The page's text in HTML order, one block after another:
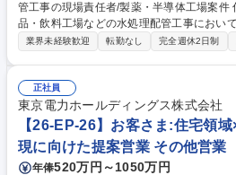
管工事の現場責任者/製薬・半導体工場案件 仕事の内容 製薬・半導体・食
品・飲料工場などの水処理配管工事におい
質・安全・原価管理を担い、担当プロジェ
業・メーカー担当者との折衝、施工記録・
への改善対応を担当。将来的には施工管理
っていただきます。 募集職種 川崎/施工管理マネージャー/水処理配管工事
の現場責任者/製薬・半導体工場案件
業界未経験歓迎 転勤なし 完全週休2日制
正社員
東京電力ホールディングス株式会社
【26-EP-26】お客さま:住宅領
現に向けた提案営業 その他営業
年俸520万円～1050万円